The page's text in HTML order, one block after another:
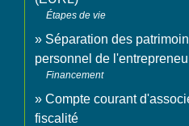
Étapes de vie
Séparation des
personnel de
Financement
Compte courant
fiscalité